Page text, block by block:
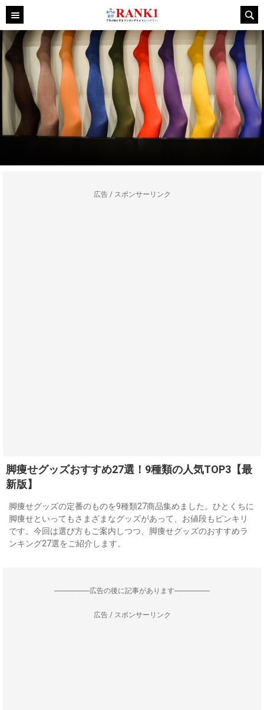
広告 / スポンサーリンク
脚痩せグッズおすすめ27選！9種類の人気TOP3【最
新版】
脚痩せグッズの定番のものを9種類27商品集めました。ひとくちに
脚痩せといってもさまざまなグッズがあって、お値段もピンキリ
です。今回は選び方もご案内しつつ、脚痩せグッズのおすすめラ
ンキング27選をご紹介します。
--------------------広告の後に記事があります--------------------
広告 / スポンサーリンク